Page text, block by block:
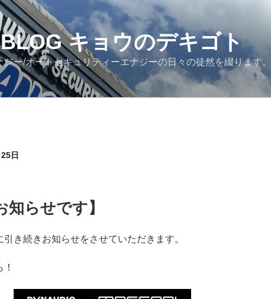
キョウのデキゴト
ジー/オートセキュリティーエナジーの日々の徒然を綴ります。
日
知らせです】
引き続きお知らせをさせていただきます。